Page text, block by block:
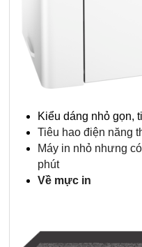
Kiểu dáng nhỏ gọn,
Tiêu hao điện năng
Máy in nhỏ nhưng
phút
Về mực in